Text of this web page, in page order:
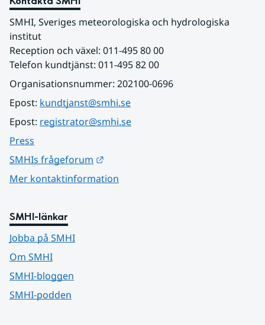
SMHI, Sveriges meteorologiska och hydrologiska
institut
Reception och växel: 011-495 80 00
Telefon kundtjänst: 011-495 82 00
Organisationsnummer: 202100-0696
Epost: kundtjanst@smhi.se
Epost: registrator@smhi.se
Press
SMHIs frågeforum
Mer kontaktinformation
SMHI-länkar
Jobba på SMHI
Om SMHI
SMHI-bloggen
SMHI-podden